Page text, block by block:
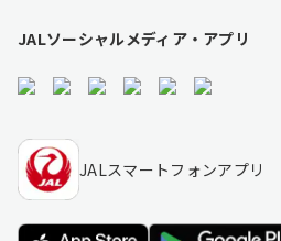
JALソーシャルメディア・アプリ
JALスマートフォンアプリ